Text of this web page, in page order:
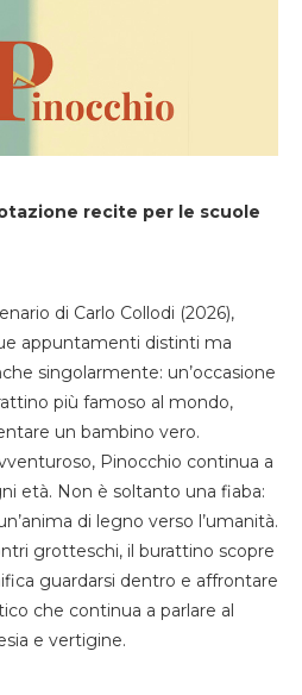
recite per le scuole
di Carlo Collodi (2026),
appuntamenti distinti ma
singolarmente: un’occasione
più famoso al mondo,
un bambino vero.
Pinocchio continua a
età. Non è soltanto una fiaba:
di legno verso l’umanità.
grotteschi, il burattino scopre
guardarsi dentro e affrontare
che continua a parlare al
e vertigine.